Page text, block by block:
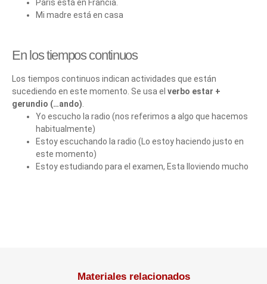
Paris está en Francia.
Mi madre está en casa
En los tiempos continuos
Los tiempos continuos indican actividades que están
sucediendo en este momento. Se usa el verbo estar +
gerundio (…ando).
Yo escucho la radio (nos referimos a algo que hacemos
habitualmente)
Estoy escuchando la radio (Lo estoy haciendo justo en
este momento)
Estoy estudiando para el examen, Esta lloviendo mucho
Materiales relacionados